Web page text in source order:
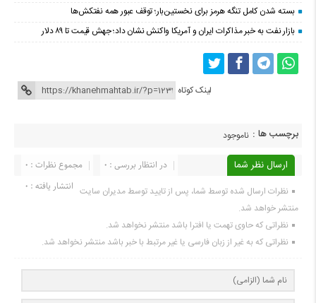
بسته شدن کامل تنگه هرمز برای نخستین‌بار؛ توقف عبور همه نفتکش‌ها
بازار نفت به خبر مذاکرات ایران و آمریکا واکنش نشان داد؛ جهش قیمت تا ۸۹ دلار
لینک کوتاه
برچسب ها : ناموجود
ارسال نظر شما مجموع نظرات : 0
در انتظار بررسی : 0
انتشار یافته : 0 نظرات ارسال شده توسط شما، پس از تایید توسط مدیران سایت
منتشر خواهد شد.
نظراتی که حاوی تهمت یا افترا باشد منتشر نخواهد شد.
نظراتی که به غیر از زبان فارسی یا غیر مرتبط با خبر باشد منتشر نخواهد شد.